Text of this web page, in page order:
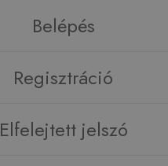
Belépés
Regisztráció
Elfelejtett jelszó